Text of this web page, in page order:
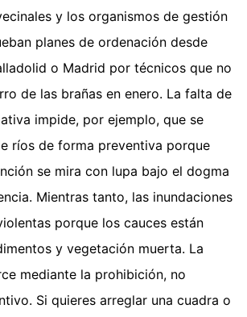
y los organismos de gestión
planes de ordenación desde
o Madrid por técnicos que no
de las brañas en enero. La falta de
impide, por ejemplo, que se
ríos de forma preventiva porque
se mira con lupa bajo el dogma
Mientras tanto, las inundaciones
porque los cauces están
y vegetación muerta. La
mediante la prohibición, no
Si quieres arreglar una cuadra o